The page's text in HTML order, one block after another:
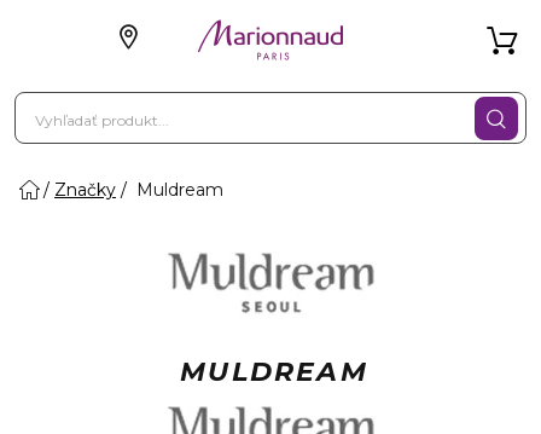
Značky Muldream
MULDREAM